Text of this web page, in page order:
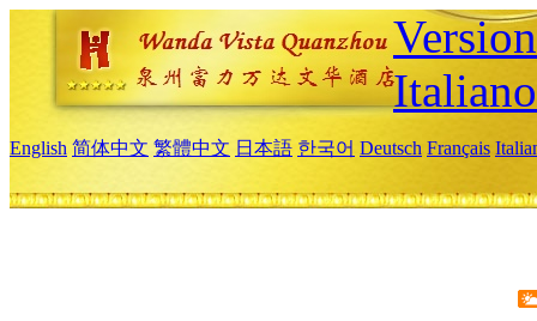
Italiano
English 简体中文 繁體中文 日本語 한국어 Deutsch Français